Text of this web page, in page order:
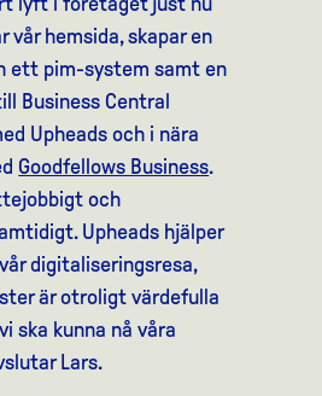
vår hemsida, skapar en
ett pim-system samt en
Business Central
Upheads och i nära
Goodfellows Business.
och
Upheads hjälper
digitaliseringsresa,
är otroligt värdefulla
ska kunna nå våra
Lars.